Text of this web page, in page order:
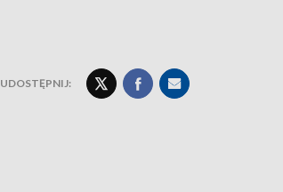
UDOSTĘPNIJ: